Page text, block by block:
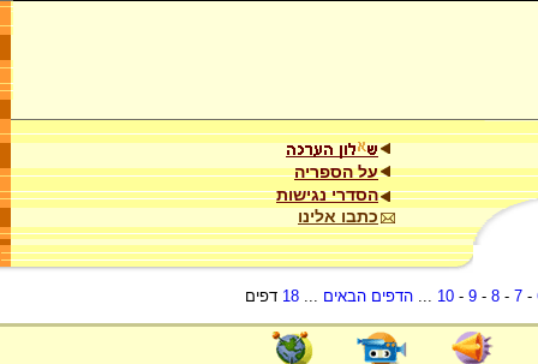
על הספריה
הסדרי נגישות
כתבו אלינו
-
7
-
8
-
9
-
10
...הדפים הבאים ...
18 דפים